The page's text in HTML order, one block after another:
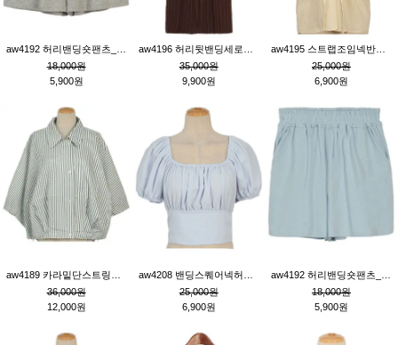
18,000원
5,900원
35,000원
9,900원
25,000원
6,900원
36,000원
12,000원
25,000원
6,900원
18,000원
5,900원